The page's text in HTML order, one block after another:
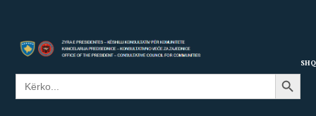
Search
for:
Search Button